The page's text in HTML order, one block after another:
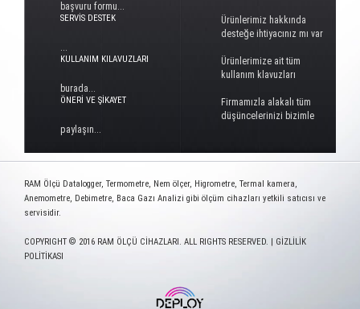
başvuru formu...
SERVİS DESTEK
Ürünlerimiz hakkında
desteğe ihtiyacınız mı var
...
KULLANIM KILAVUZLARI
Ürünlerimize ait tüm
kullanım klavuzları
burada...
ÖNERİ VE ŞİKAYET
Firmamızla alakalı tüm
düşüncelerinizi bizimle
paylaşın...
RAM Ölçü Datalogger, Termometre, Nem ölçer, Higrometre, Termal kamera,
Anemometre, Debimetre, Baca Gazı Analizi gibi ölçüm cihazları yetkili satıcısı ve
servisidir.
COPYRIGHT © 2016 RAM ÖLÇÜ CİHAZLARI. ALL RIGHTS RESERVED. | GİZLİLİK
POLİTİKASI
www.deploy.com.tr